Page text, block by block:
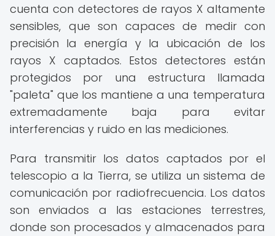
cuenta con detectores de rayos X altamente
sensibles, que son capaces de medir con
precisión la energía y la ubicación de los
rayos X captados. Estos detectores están
protegidos por una estructura llamada
"paleta" que los mantiene a una temperatura
extremadamente baja para evitar
interferencias y ruido en las mediciones.
Para transmitir los datos captados por el
telescopio a la Tierra, se utiliza un sistema de
comunicación por radiofrecuencia. Los datos
son enviados a las estaciones terrestres,
donde son procesados y almacenados para